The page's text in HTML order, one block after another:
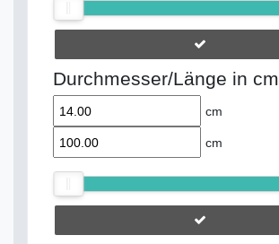
Durchmesser/Länge in cm
cm
cm